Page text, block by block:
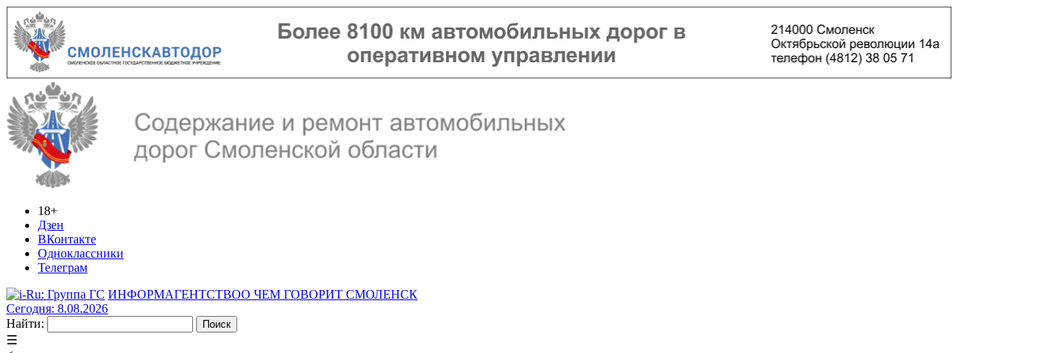
18+
Дзен
ВКонтакте
Одноклассники
Телеграм
ИНФОРМАГЕНТСТВОО ЧЕМ ГОВОРИТ СМОЛЕНСК
Сегодня: 8.08.2026
Найти:
☰